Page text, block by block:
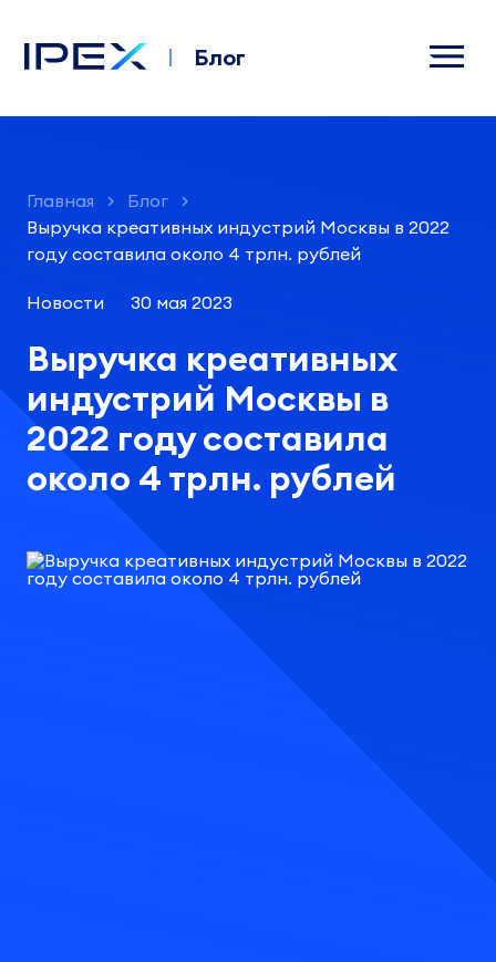
Блог
Главная
Блог
Выручка креативных индустрий Москвы в 2022
году составила около 4 трлн. рублей
Новости 30 мая 2023
Выручка креативных
индустрий Москвы в
2022 году составила
около 4 трлн. рублей